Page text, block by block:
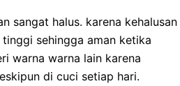
sangat halus. karena kehalusan
sehingga aman ketika
warna warna lain karena
di cuci setiap hari.